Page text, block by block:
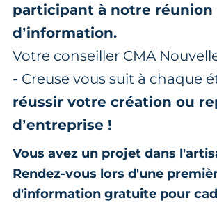
participant à notre réunion
d’information.
Votre conseiller CMA
- Creuse vous suit à chaque
réussir votre création ou
d’entreprise !
Vous avez un projet dans
Rendez-vous lors d'une
d'information gratuite pour